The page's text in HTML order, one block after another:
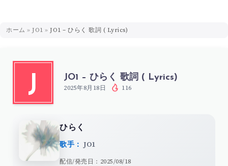
ホーム » JO1 » JO1 – ひらく 歌詞 ( Lyrics)
J JO1 – ひらく 歌詞 ( Lyrics)
2025年8月18日 116
ひらく
歌手： JO1
配信/発売日：2025/08/18